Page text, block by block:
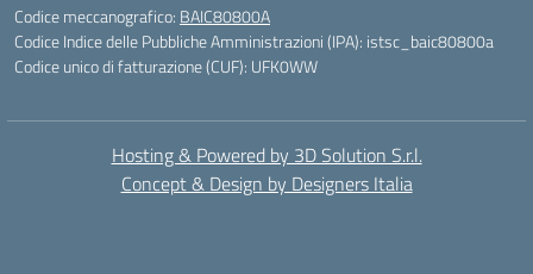
Codice meccanografico: BAIC80800A
Codice Indice delle Pubbliche Amministrazioni (IPA): istsc_baic80800a
Codice unico di fatturazione (CUF): UFK0WW
Hosting & Powered by 3D Solution S.r.l.
Concept & Design by Designers Italia